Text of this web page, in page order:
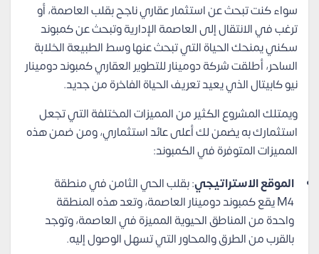
سواء كنت تبحث عن استثمار عقاري ناجح بقلب العاصمة، أو
ترغب في الانتقال إلى العاصمة الإدارية وتبحث عن كمبوند
سكني يمنحك الحياة التي تبحث عنها وسط الطبيعة الخلابة
الساحر، أطلقت شركة دومينار للتطوير العقاري كمبوند دومينار
نيو كابيتال الذي يعيد تعريف الحياة الفاخرة من جديد.
ويمتلك المشروع الكثير من المميزات المختلفة التي تجعل
استثمارك به يضمن لك أعلى عائد استثماري، ومن ضمن هذه
المميزات المتوفرة في الكمبوند:
الموقع الاستراتيجي: بقلب الحي الثامن في منطقة
M4 يقع كمبوند دومينار العاصمة، وتعد هذه المنطقة
واحدة من المناطق الحيوية المميزة في العاصمة، وتوجد
بالقرب من الطرق والمحاور التي تسهل الوصول إليه.